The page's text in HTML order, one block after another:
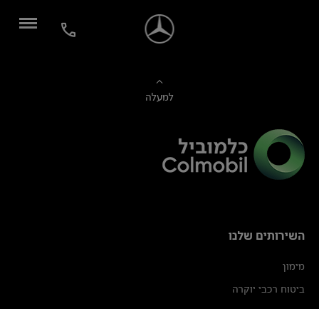
למעלה
השירותים שלנו
מימון
ביטוח רכבי יוקרה